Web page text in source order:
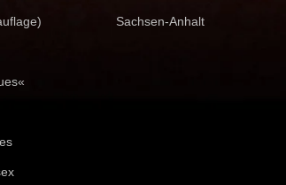
Sachsen-Anhalt